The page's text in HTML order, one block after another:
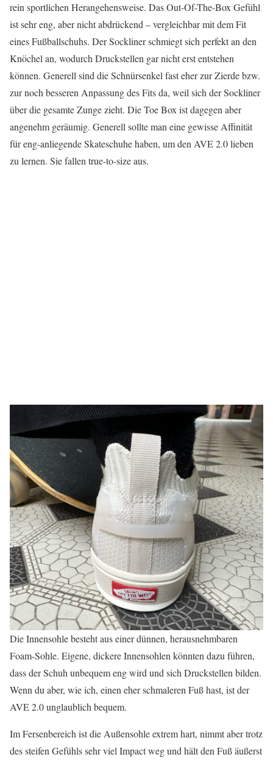
rein sportlichen Herangehensweise. Das Out-Of-The-Box Gefühl
ist sehr eng, aber nicht abdrückend – vergleichbar mit dem Fit
eines Fußballschuhs. Der Sockliner schmiegt sich perfekt an den
Knöchel an, wodurch Druckstellen gar nicht erst entstehen
können. Generell sind die Schnürsenkel fast eher zur Zierde bzw.
zur noch besseren Anpassung des Fits da, weil sich der Sockliner
über die gesamte Zunge zieht. Die Toe Box ist dagegen aber
angenehm geräumig. Generell sollte man eine gewisse Affinität
für eng-anliegende Skateschuhe haben, um den AVE 2.0 lieben
zu lernen. Sie fallen true-to-size aus.
Die Innensohle besteht aus einer dünnen, herausnehmbaren
Foam-Sohle. Eigene, dickere Innensohlen könnten dazu führen,
dass der Schuh unbequem eng wird und sich Druckstellen bilden.
Wenn du aber, wie ich, einen eher schmaleren Fuß hast, ist der
AVE 2.0 unglaublich bequem.
Im Fersenbereich ist die Außensohle extrem hart, nimmt aber trotz
des steifen Gefühls sehr viel Impact weg und hält den Fuß äußerst